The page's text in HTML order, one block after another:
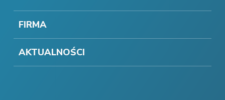
FIRMA
AKTUALNOŚCI